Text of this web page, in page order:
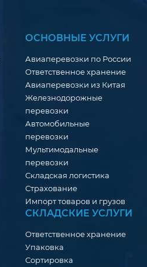
ОСНОВНЫЕ УСЛУГИ
Авиаперевозки по России
Ответственное хранение
Авиаперевозки из Китая
Железнодорожные
перевозки
Автомобильные
перевозки
Мультимодальные
перевозки
Складская логистика
Страхование
Импорт товаров и грузов
СКЛАДСКИЕ УСЛУГИ
Ответственное хранение
Упаковка
Сортировка